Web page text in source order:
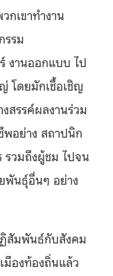
กเขาทำงาน
รรม
งานออกแบบ ไป
โดยมักเชื้อเชิญ
สรรค์ผลงานร่วม
พอย่าง สถาปนิก
รวมถึงผู้ชม ไปจน
พันธุ์อื่นๆ อย่าง
ฏิสัมพันธ์กับสังคม
มืองท้องถิ่นแล้ว